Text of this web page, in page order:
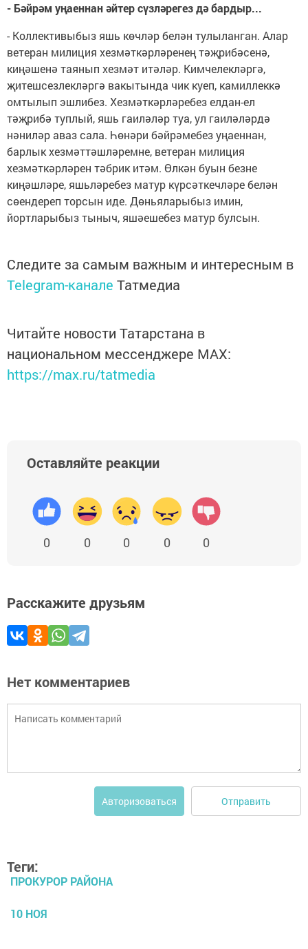
- Бәйрәм уңаеннанәй­тер сүзләрегез дәбардыр...
- Коллективыбыз яшь көч­ләр белән тулыланган. Алар
ветеран милиция хезмәткәрләренең тәҗрибәсенә,
киңәшенә таянып хезмәт итәләр. Кимчелекләргә,
җитешсезлек­ләргә вакытында чик куеп, камиллеккә
омтылып эшлибез. Хезмәткәрләребез елдан-ел
тәҗрибә туплый, яшь гаиләләр туа, ул гаиләләрдә
нәниләр аваз сала. Һөнәри бәйрәмебез уңаеннан,
барлык хезмәт­тәшләремне, ветеран милиция
хезмәткәрләрен тәбрик итәм. Өлкән буын безне
киңәшләре, яшьләребез матур күрсәткечләре белән
сөендереп торсын иде. Дөньяларыбыз имин,
йортларыбыз тыныч, яшәешебез матур булсын.
Следите за самым важным и интересным в
Telegram-канале Татмедиа
Читайте новости Татарстана в
национальном мессенджере MАХ:
https://max.ru/tatmedia
Оставляйте реакции
0 0 0 0 0
Расскажите друзьям
Нет комментариев
Авторизоваться Отправить
Теги:
ПРОКУРОР РАЙОНА
10 НОЯ